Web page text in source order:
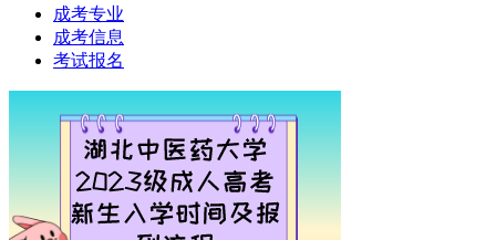
成考专业
成考信息
考试报名